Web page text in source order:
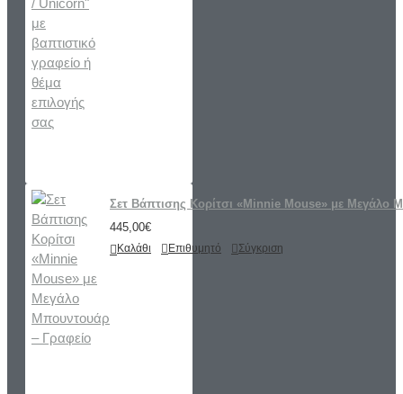
Σετ Βάπτισης Κορίτσι «Minnie Mouse» με Μεγάλο
445,00€
Καλάθι Επιθυμητό Σύγκριση